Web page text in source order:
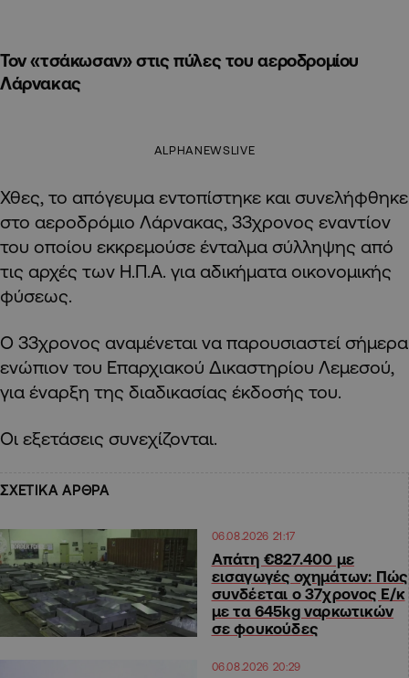
Τον «τσάκωσαν» στις πύλες του αεροδρομίου
Λάρνακας
ALPHANEWSLIVE
Χθες, το απόγευμα εντοπίστηκε και συνελήφθηκε
στο αεροδρόμιο Λάρνακας, 33χρονος εναντίον
του οποίου εκκρεμούσε ένταλμα σύλληψης από
τις αρχές των Η.Π.Α. για αδικήματα οικονομικής
φύσεως.
Ο 33χρονος αναμένεται να παρουσιαστεί σήμερα
ενώπιον του Επαρχιακού Δικαστηρίου Λεμεσού,
για έναρξη της διαδικασίας έκδοσής του.
Οι εξετάσεις συνεχίζονται.
ΣΧΕΤΙΚΑ ΑΡΘΡΑ
06.08.2026 21:17
Απάτη €827.400 με
εισαγωγές οχημάτων: Πώς
συνδέεται ο 37χρονος Ε/κ
με τα 645kg ναρκωτικών
σε φουκούδες
06.08.2026 20:29